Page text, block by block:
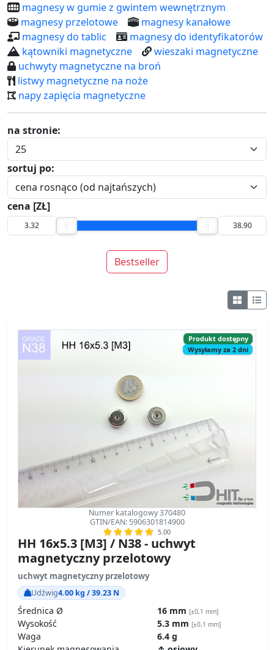
magnesy w gumie z gwintem wewnętrznym
magnesy przelotowe
magnesy kanałowe
magnesy do tablic
magnesy do identyfikatorów
kątowniki magnetyczne
wieszaki magnetyczne
uchwyty magnetyczne na broń
listwy magnetyczne na noże
napy zapięcia magnetyczne
na stronie:
sortuj po:
cena [ZŁ]
Bestseller
Produkt dostępny
Wysyłamy za 2 dni
Numer katalogowy 370480
GTIN/EAN: 5906301814900
5.00
HH 16x5.3 [M3] / N38 - uchwyt
magnetyczny przelotowy
uchwyt magnetyczny przelotowy
Udźwig4.00 kg / 39.23 N
Średnica Ø 16 mm [±0,1 mm]
Wysokość 5.3 mm [±0,1 mm]
Waga
6.4 g